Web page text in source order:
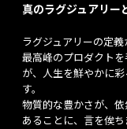
真のラグジュアリー
ラグジュアリーの定義
最高峰のプロダクト
が、人生を鮮やかに
す。
物質的な豊かさが、
あることに、言を俟ち